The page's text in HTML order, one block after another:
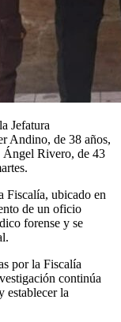
Jefatura
Andino, de 38 años,
Ángel Rivero, de 43
Fiscalía, ubicado en
de un oficio
forense y se
por la Fiscalía
continúa
establecer la